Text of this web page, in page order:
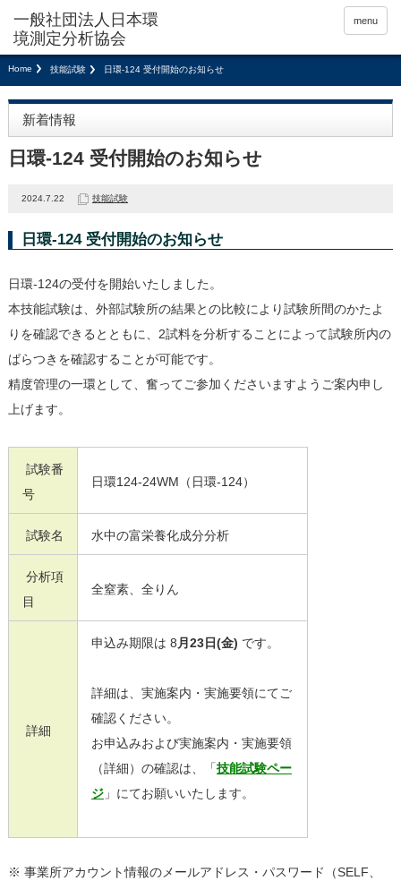
menu
Home 技能試験 日環-124 受付開始のお知らせ
新着情報
日環-124 受付開始のお知らせ
2024.7.22 技能試験
日環-124 受付開始のお知らせ
日環-124の受付を開始いたしました。
本技能試験は、外部試験所の結果との比較により試験所間のかたよ
りを確認できるとともに、2試料を分析することによって試験所内の
ばらつきを確認することが可能です。
精度管理の一環として、奮ってご参加くださいますようご案内申し
上げます。
試験番
号
日環124-24WM（日環-124）
試験名 水中の富栄養化成分分析
分析項
目
全窒素、全りん
詳細
申込み期限は 8 月23日(金) です。
詳細は、実施案内・実施要領にてご
確認ください。
お申込みおよび実施案内・実施要領
（詳細）の確認は、「技能試験ペー
ジ」にてお願いいたします。
※ 事業所アカウント情報のメールアドレス・パスワード（SELF、